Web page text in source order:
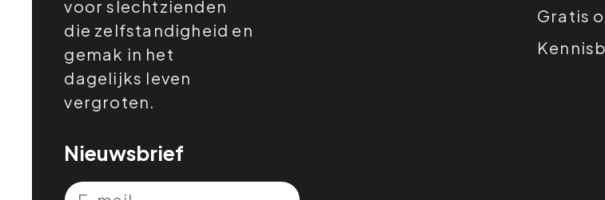
voor slechtzienden
die zelfstandigheid en
gemak in het
dagelijks leven
vergroten.
Nieuwsbrief
Gratis